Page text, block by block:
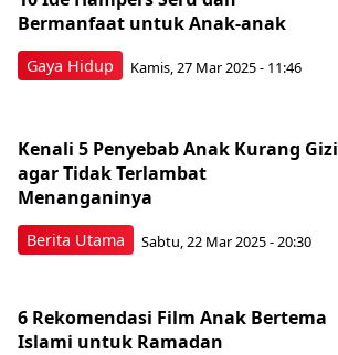
Gaya Hidup
Bermanfaat untuk Anak-anak
Kamis, 27 Mar 2025 - 11:46
Berita Utama
Kenali 5 Penyebab Anak Kurang Gizi
agar Tidak Terlambat
Menanganinya
Sabtu, 22 Mar 2025 - 20:30
6 Rekomendasi Film Anak Bertema
Islami untuk Ramadan